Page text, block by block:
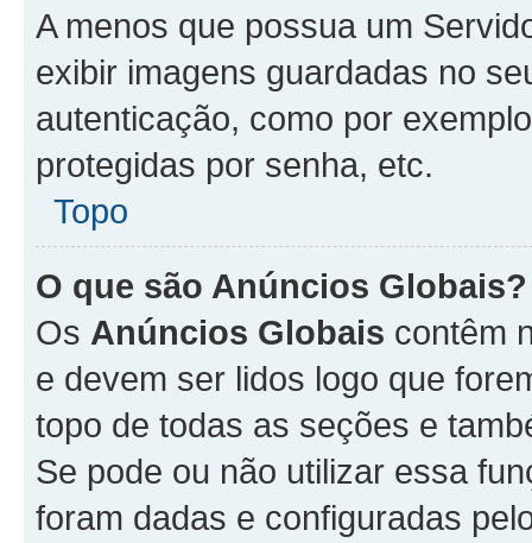
A menos que possua um
exibir imagens guardadas no
autenticação, como por
protegidas por senha, etc.
Topo
O que são Anúncios Globais?
Os Anúncios Globais contêm
e devem ser lidos logo que
topo de todas as seções e
Se pode ou não utilizar essa
foram dadas e configuradas